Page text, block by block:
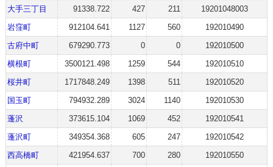
大手三丁目
91338.722 427 211
19201048003
岩窪町
912104.641 1127 560
192010490
古府中町
679290.773 0 0
192010500
横根町
3500121.498 1259 544
192010510
桜井町
1717848.249 1398 511
192010520
国玉町
794932.289 3024 1140
192010530
蓬沢
373615.104 1069 452
192010541
蓬沢町
349354.368 605 247
192010542
西高橋町
421954.637 700 280
192010550